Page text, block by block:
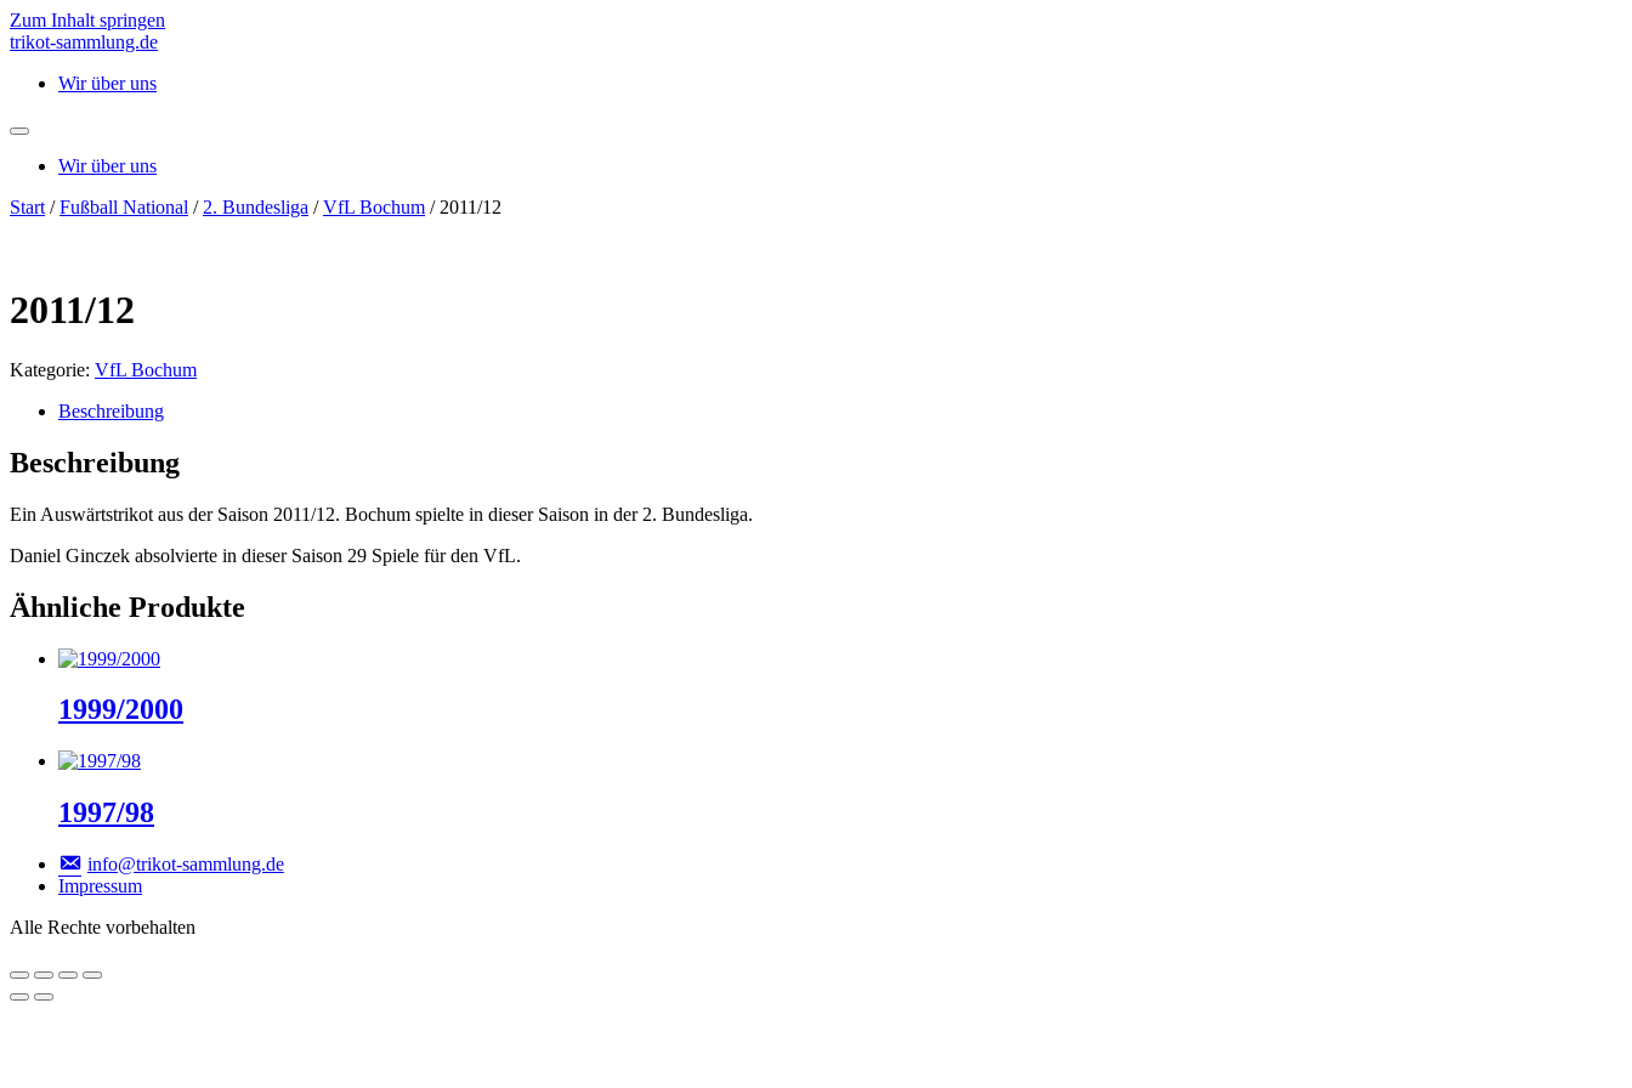
Zum Inhalt springen
trikot-sammlung.de
Wir über uns
Wir über uns
Start /Fußball National / 2. Bundesliga /VfL Bochum / 2011/12
2011/12
Kategorie: VfL Bochum
Beschreibung
Beschreibung
Ein Auswärtstrikot aus der Saison 2011/12. Bochum spielte in dieser Saison in der 2. Bundesliga.
Daniel Ginczek absolvierte in dieser Saison 29 Spiele für den VfL.
Ähnliche Produkte
1999/2000
1997/98
info@trikot-sammlung.de
Impressum
Alle Rechte vorbehalten